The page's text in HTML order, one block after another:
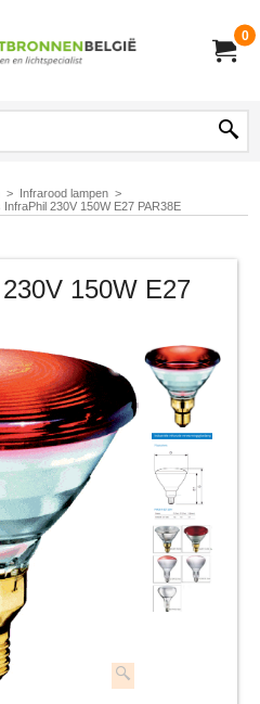
0
> Infrarood lampen >
InfraPhil 230V 150W E27 PAR38E
150W E27